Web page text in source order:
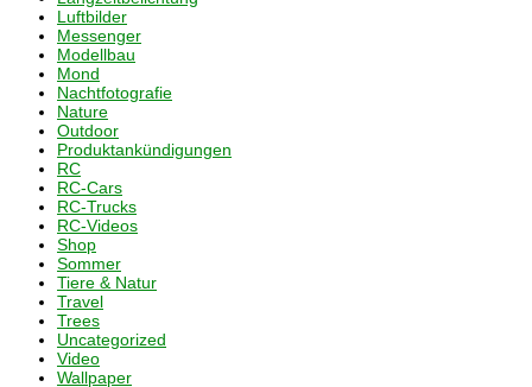
Luftbilder
Messenger
Modellbau
Mond
Nachtfotografie
Nature
Outdoor
Produktankündigungen
RC
RC-Cars
RC-Trucks
RC-Videos
Shop
Sommer
Tiere & Natur
Travel
Trees
Uncategorized
Video
Wallpaper